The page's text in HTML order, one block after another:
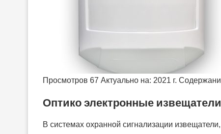
Просмотров 67 Актуально на: 2021 г.
Оптико электронные извещатели
В системах охранной сигнализации